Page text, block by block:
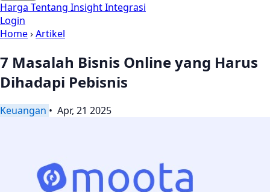
Harga Tentang InsightIntegrasi
Login
Home›Artikel
7 Masalah Bisnis Online yang Harus
Dihadapi Pebisnis
Keuangan • Apr, 21 2025